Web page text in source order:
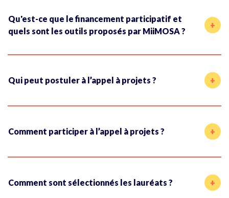
Qu'est-ce que le financement participatif et
quels sont les outils proposés par MiiMOSA ?
Qui peut postuler à l’appel à projets ?
Comment participer à l’appel à projets ?
Comment sont sélectionnés les lauréats ?